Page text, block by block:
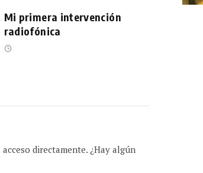
Mi primera intervención
radiofónica
directamente. ¿Hay algún